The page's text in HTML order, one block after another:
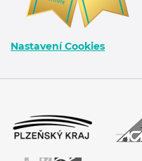
Nastavení Cookies